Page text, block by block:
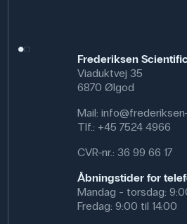
Stoffet kan også indgå i
ioniske karakter og opløselighed
Specifikationer
Renhed: Ren
Molmasse: 156.01 g/mol
Formel: NaH2PO4 · 2H2O
Frederiksen
Viaduktvej 35
6870 Ølgod
Mail:
Tlf.: +45 7524 4966
CVR-nr.: 36 99 66 17
Åbningstider for
Mandag - torsdag:
Fredag: 9:00 til 14:00